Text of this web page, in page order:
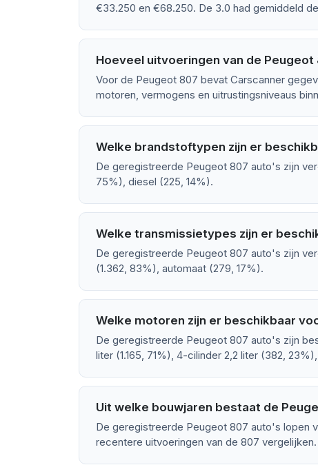
€33.250 en €68.250. De 3.0 had gemiddeld
Hoeveel uitvoeringen van de Peugeot
Voor de Peugeot 807 bevat Carscanner
motoren, vermogens en uitrustingsniveaus
Welke brandstoftypen zijn er
De geregistreerde Peugeot 807 auto's zijn
75%), diesel (225, 14%).
Welke transmissietypes zijn er
De geregistreerde Peugeot 807 auto's zijn
(1.362, 83%), automaat (279, 17%).
Welke motoren zijn er beschikbaar
De geregistreerde Peugeot 807 auto's zijn
liter (1.165, 71%), 4-cilinder 2,2 liter (382,
Uit welke bouwjaren bestaat de
De geregistreerde Peugeot 807 auto's lopen
recentere uitvoeringen van de 807 vergelijken.